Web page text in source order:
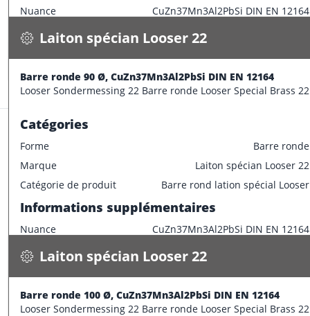
Nuance CuZn37Mn3Al2PbSi DIN EN 12164
Caractéristiques dimensionnelles
Spécifications
Laiton spécian Looser 22
Barre ronde 90 Ø, CuZn37Mn3Al2PbSi DIN EN 12164
Looser Sondermessing 22 Barre ronde Looser Special Brass 22
Catégories
Forme
Barre ronde
Marque
Laiton spécian Looser 22
Catégorie de produit
Barre rond lation spécial Looser
Informations supplémentaires
Nuance CuZn37Mn3Al2PbSi DIN EN 12164
Caractéristiques dimensionnelles
Informations supplémentaires
CONFECTIONNER
Stock: 0.9 m
Laiton spécian Looser 22
64.600 kg / m
Spécifications
Laiton spécian Looser 22
Barre ronde 100 Ø, CuZn37Mn3Al2PbSi DIN EN 12164
Looser Sondermessing 22 Barre ronde Looser Special Brass 22
CONFECTIONNER
Stock: 0.0 m